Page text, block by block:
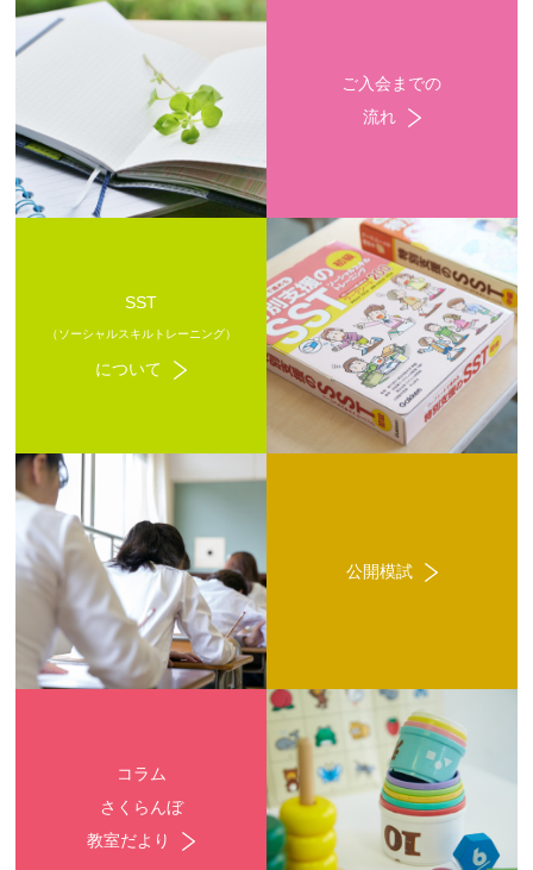
ご入会までの
流れ
SST
（ソーシャルスキルトレーニング）
について
公開模試
コラム
さくらんぼ
教室だより